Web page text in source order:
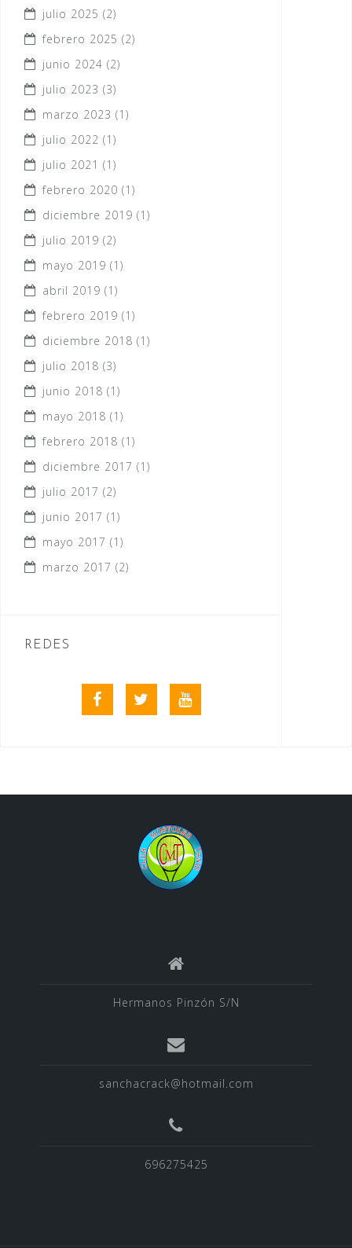
julio 2025 (2)
febrero 2025 (2)
junio 2024 (2)
julio 2023 (3)
marzo 2023 (1)
julio 2022 (1)
julio 2021 (1)
febrero 2020 (1)
diciembre 2019 (1)
julio 2019 (2)
mayo 2019 (1)
abril 2019 (1)
febrero 2019 (1)
diciembre 2018 (1)
julio 2018 (3)
junio 2018 (1)
mayo 2018 (1)
febrero 2018 (1)
diciembre 2017 (1)
julio 2017 (2)
junio 2017 (1)
mayo 2017 (1)
marzo 2017 (2)
REDES
Facebook Twitter Youtube
Hermanos Pinzón S/N
sanchacrack@hotmail.com
696275425